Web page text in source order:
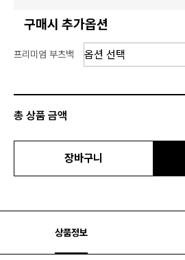
구매시 추가옵션
프리미엄 부츠백
총 상품 금액
장바구니
상품정보